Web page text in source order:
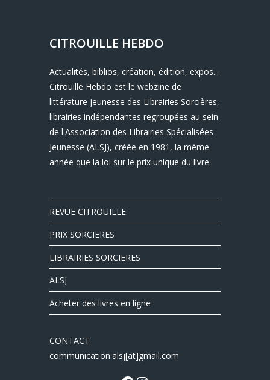
CITROUILLE HEBDO
Actualités, biblios, création, édition, expos...
Citrouille Hebdo est le webzine de
littérature jeunesse des Librairies Sorcières,
librairies indépendantes regroupées au sein
de l'Association des Librairies Spécialisées
Jeunesse (ALSJ), créée en 1981, la même
année que la loi sur le prix unique du livre.
REVUE CITROUILLE
PRIX SORCIERES
LIBRAIRIES SORCIERES
ALSJ
Acheter des livres en ligne
CONTACT
communication.alsj[at]gmail.com